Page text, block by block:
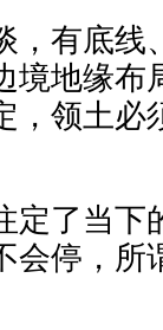
，有底线
境地缘布
，领土必
定了当下
会停，所